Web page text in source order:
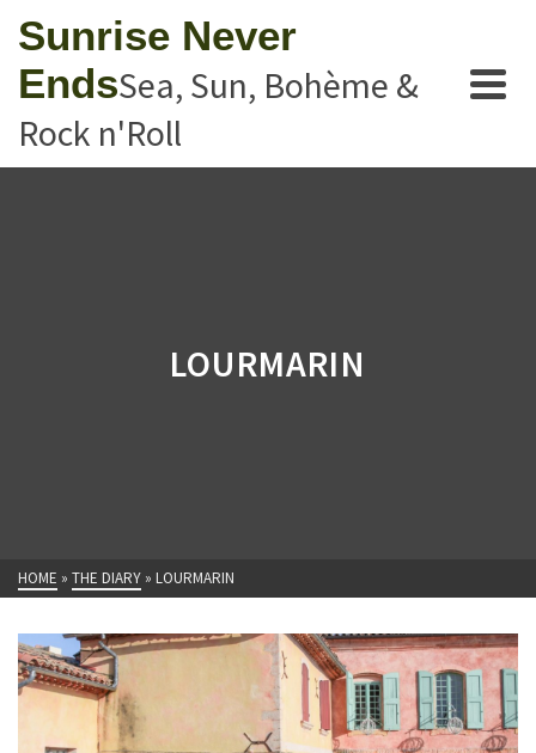
Sunrise Never
EndsSea, Sun, Bohème &
Rock n'Roll
LOURMARIN
HOME » THE DIARY » LOURMARIN